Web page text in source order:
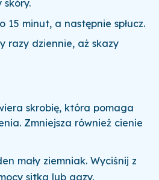
skóry.
15 minut, a następnie spłucz.
razy dziennie, aż skazy
skrobię, która pomaga
Zmniejsza również cienie
mały ziemniak. Wyciśnij z
sitka lub gazy.